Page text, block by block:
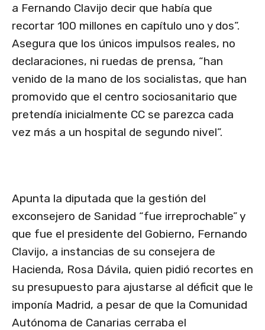
a Fernando Clavijo decir que había que
recortar 100 millones en capítulo uno y dos”.
Asegura que los únicos impulsos reales, no
declaraciones, ni ruedas de prensa, “han
venido de la mano de los socialistas, que han
promovido que el centro sociosanitario que
pretendía inicialmente CC se parezca cada
vez más a un hospital de segundo nivel”.
Apunta la diputada que la gestión del
exconsejero de Sanidad “fue irreprochable” y
que fue el presidente del Gobierno, Fernando
Clavijo, a instancias de su consejera de
Hacienda, Rosa Dávila, quien pidió recortes en
su presupuesto para ajustarse al déficit que le
imponía Madrid, a pesar de que la Comunidad
Autónoma de Canarias cerraba el